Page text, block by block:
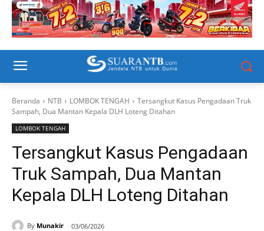
Beranda NTB LOMBOK TENGAH
Tersangkut Kasus Pengadaan Truk
Sampah, Dua Mantan Kepala DLH Loteng Ditahan
LOMBOK TENGAH
Tersangkut Kasus Pengadaan
Truk Sampah, Dua Mantan
Kepala DLH Loteng Ditahan
By Munakir 03/06/2026